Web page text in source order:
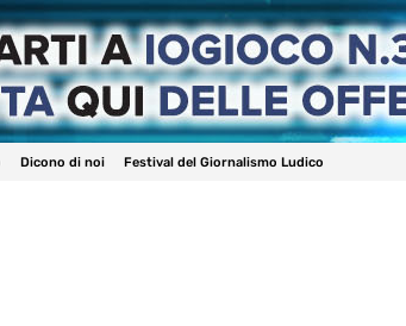
Dicono di noi Festival del Giornalismo Ludico